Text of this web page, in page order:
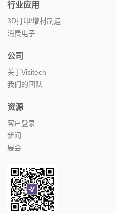
行业应用
3D打印/增材制造
消费电子
公司
关于Visitech
我们的团队
资源
客户登录
新闻
展会